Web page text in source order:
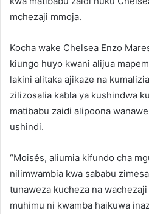
mchezaji mmoja.
Kocha wake Chelsea Enzo
kiungo huyo kwani alijua
lakini alitaka ajikaze na
zilizosalia kabla ya kushindwa
matibabu zaidi alipoona
ushindi.
“Moisés, aliumia kifundo cha
nilimwambia kwa sababu
tunaweza kucheza na
muhimu ni kwamba haikuwa